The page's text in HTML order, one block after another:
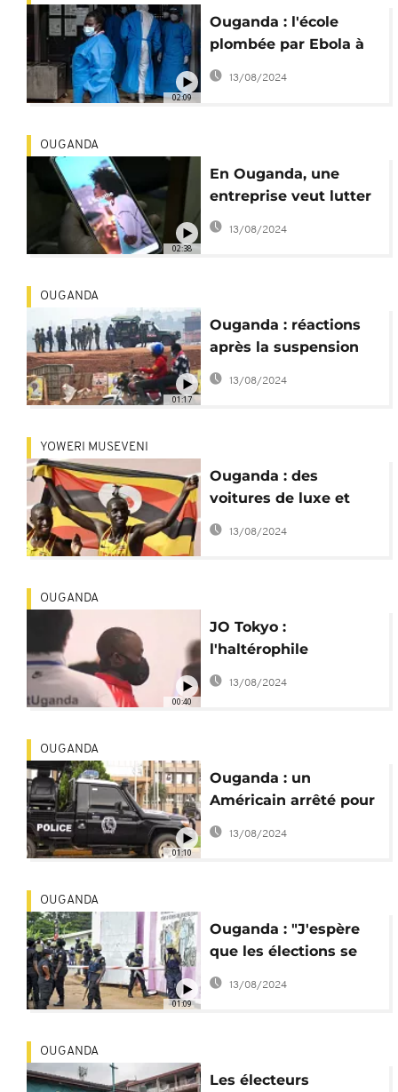
02:09
Ouganda : l'école
plombée par Ebola à
Mubende
13/08/2024
02:38
OUGANDA
En Ouganda, une
entreprise veut lutter
contre la pollution
13/08/2024
01:17
OUGANDA
Ouganda : réactions
après la suspension
des activités de 54
ONG
13/08/2024
YOWERI MUSEVENI
Ouganda : des
voitures de luxe et
des maisons offertes
aux médaillés de
13/08/2024
00:40
OUGANDA
JO Tokyo :
l'haltérophile
ougandais renvoyé
après sa tentative de
13/08/2024
01:10
OUGANDA
Ouganda : un
Américain arrêté pour
"activités subversives"
13/08/2024
01:09
OUGANDA
Ouganda : "J'espère
que les élections se
termineront dans la
13/08/2024
OUGANDA
Les électeurs